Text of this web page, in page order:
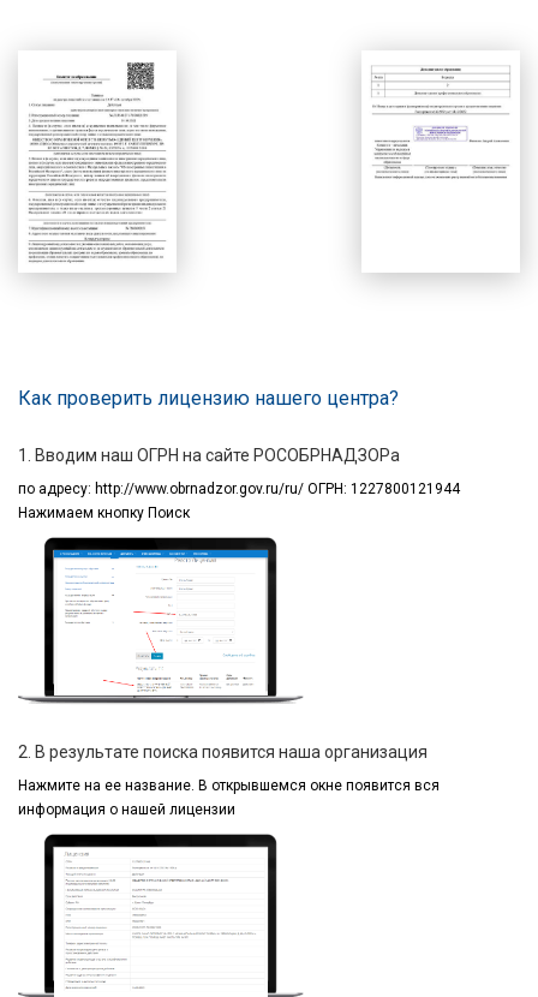
Как проверить лицензию нашего центра?
1. Вводим наш ОГРН на сайте РОСОБРНАДЗОРа
по адресу: http://www.obrnadzor.gov.ru/ru/ ОГРН: 1227800121944
Нажимаем кнопку Поиск
2. В результате поиска появится наша организация
Нажмите на ее название. В открывшемся окне появится вся
информация о нашей лицензии